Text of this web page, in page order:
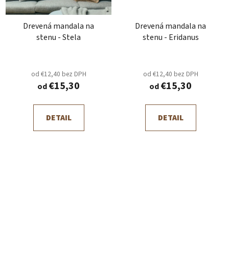
Drevená mandala na
stenu - Stela
od €12,40 bez DPH
od€15,30
DETAIL
Drevená mandala na
stenu - Eridanus
od €12,40 bez DPH
od€15,30
DETAIL